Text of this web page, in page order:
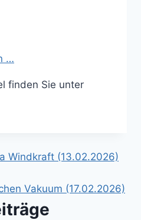
…
finden Sie unter
Windkraft (13.02.2026)
Vakuum (17.02.2026)